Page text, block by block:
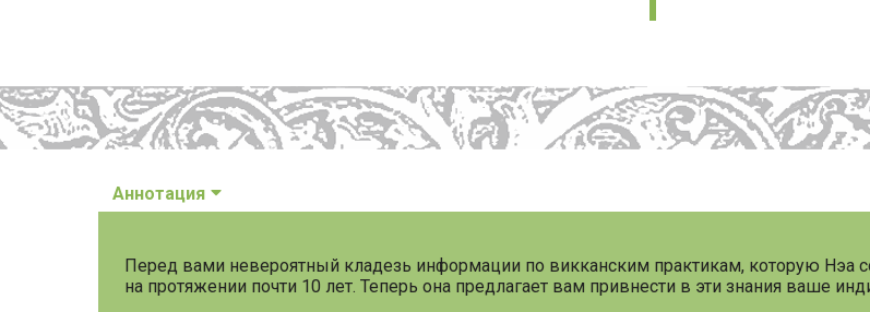
Аннотация
Перед вами невероятный кладезь информации по викканским практикам, которую Нэа
на протяжении почти 10 лет. Теперь она предлагает вам привнести в эти знания ваше